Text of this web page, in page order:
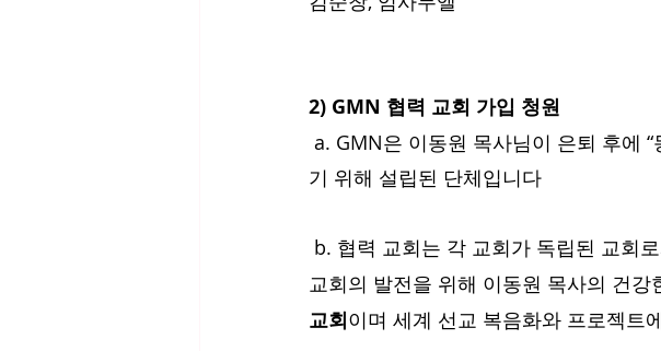
2) GMN 협력 교회 가입 청원
기 위해 설립된 단체입니다
b. 협력 교회는 각 교회가 독립된 교회
교회의 발전을 위해 이동원 목사의 건
교회이며 세계 선교 복음화와 프로젝트